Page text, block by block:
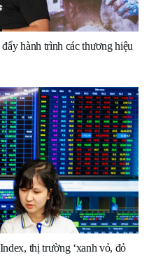
hành trình các thương hiệu
thị trường ‘xanh vỏ, đỏ